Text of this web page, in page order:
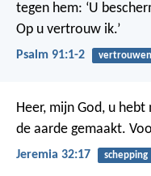
tegen hem: ‘U
Op u vertrouw ik.’
Psalm 91:1-2 vertrouwen
Heer, mijn God, u
de aarde gemaakt.
Jeremia 32:17 schepping